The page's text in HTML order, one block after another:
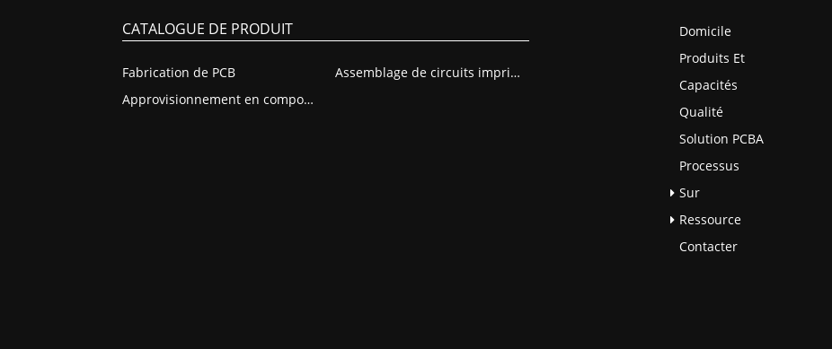
CATALOGUE DE PRODUIT
Fabrication de PCB
Assemblage de circuits imprimés
Approvisionnement en composants PCB
Domicile
Produits Et
Capacités
Qualité
Solution PCBA
Processus
Sur
Ressource
Contacter